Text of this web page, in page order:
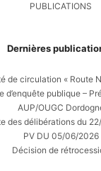
PUBLICATIONS
Dernières
de circulation « Route
d’enquête publique –
AUP/OUGC
des délibérations du
PV DU 05/06/2026
Décision de